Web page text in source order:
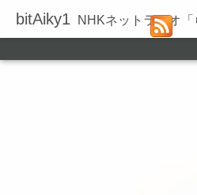
bitAiky1 NHKネットラジオ「らじ